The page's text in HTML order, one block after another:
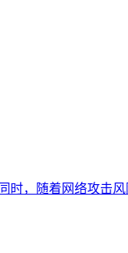
，随着网络攻击